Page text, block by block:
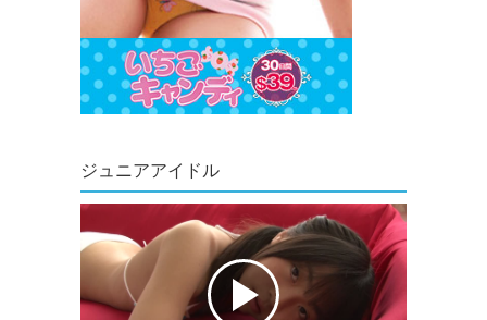
ジュニアアイドル